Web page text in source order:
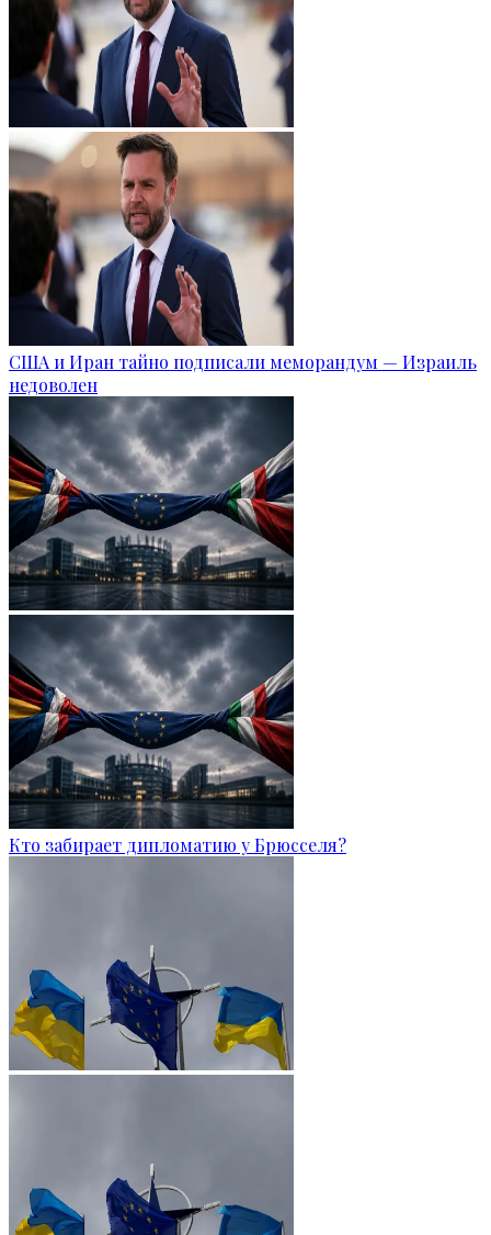
США и Иран тайно подписали меморандум — Израиль
недоволен
Кто забирает дипломатию у Брюсселя?